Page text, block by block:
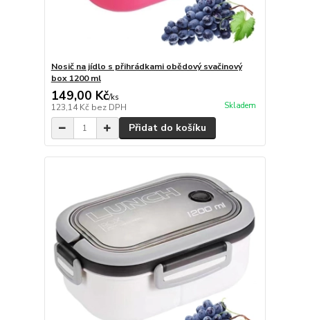
Nosič na jídlo s přihrádkami obědový svačinový
box 1200 ml
149,00 Kč/ks
123,14 Kč bez DPH Skladem
Přidat do košíku